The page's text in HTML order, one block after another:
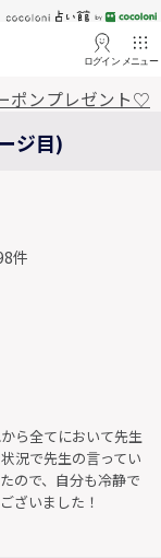
ログイン メニュー
ポンプレゼント♡
ジ目)
件
ら全てにおいて先生
況で先生の言ってい
ので、自分も冷静で
ざいました！